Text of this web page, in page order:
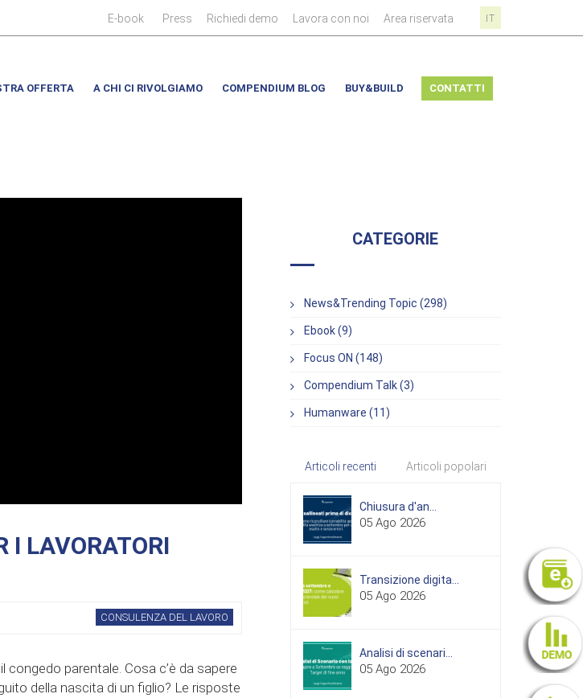
E-book
Press Richiedi demo Lavora con noi Area riservata IT
OFFERTA A CHI CI RIVOLGIAMO COMPENDIUM BLOG BUY&BUILD CONTATTI
I LAVORATORI
CONSULENZA DEL LAVORO
parentale. Cosa c’è da sapere
della nascita di un figlio? Le risposte
CATEGORIE
News&Trending Topic (298)
Ebook (9)
Focus ON (148)
Compendium Talk (3)
Humanware (11)
Articoli recenti Articoli popolari
Chiusura d'an...
05 Ago 2026
Transizione digita...
05 Ago 2026
Analisi di scenari...
05 Ago 2026